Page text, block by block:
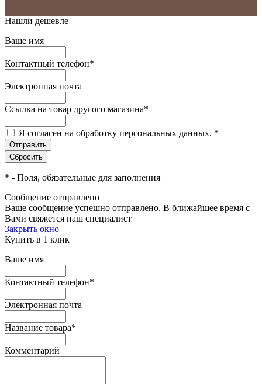
Нашли дешевле
Ваше имя
Контактный телефон*
Электронная почта
Ссылка на товар другого магазина*
Я согласен на обработку персональных данных. *
* - Поля, обязательные для заполнения
Сообщение отправлено
Ваше сообщение успешно отправлено. В ближайшее время с
Вами свяжется наш специалист
Закрыть окно
Купить в 1 клик
Ваше имя
Контактный телефон*
Электронная почта
Название товара*
Комментарий